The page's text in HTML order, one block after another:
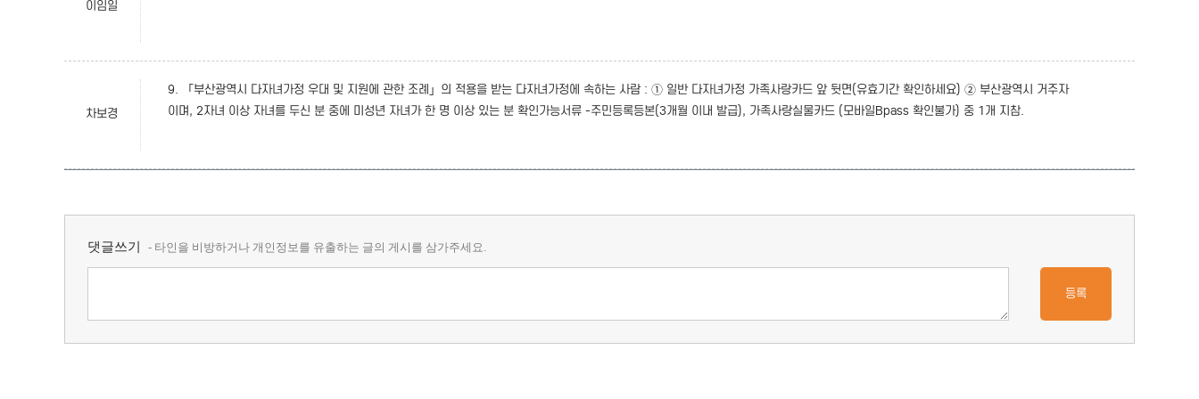
이임일
차보경
9. 「부산광역시 다자녀가정 우대 및 지원에 관한 조례」의 적용을 받는 다자녀가정에 속하는 사람 : ① 일반 다자녀가정 가족사랑카드 앞 뒷면(유효기간 확인하세요) ② 부산광역시 거주자
이며, 2자녀 이상 자녀를 두신 분 중에 미성년 자녀가 한 명 이상 있는 분 확인가능서류 -주민등록등본(3개월 이내 발급), 가족사랑실물카드 (모바일Bpass 확인불가) 중 1개 지참.
댓글쓰기 - 타인을 비방하거나 개인정보를 유출하는 글의 게시를 삼가주세요.
등록